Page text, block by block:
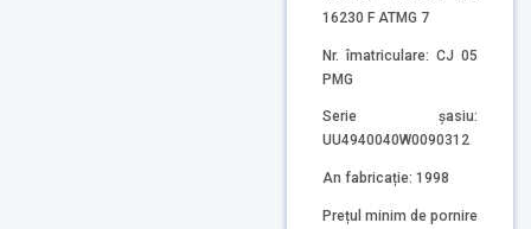
16230 F ATMG 7
Nr. îmatriculare: CJ 05
PMG
Serie șasiu:
UU4940040W0090312
An fabricație: 1998
Prețul minim de pornire